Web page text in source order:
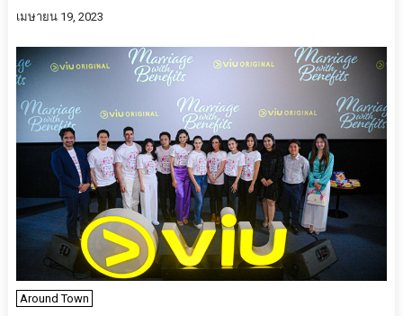
เมษายน 19, 2023
Around Town